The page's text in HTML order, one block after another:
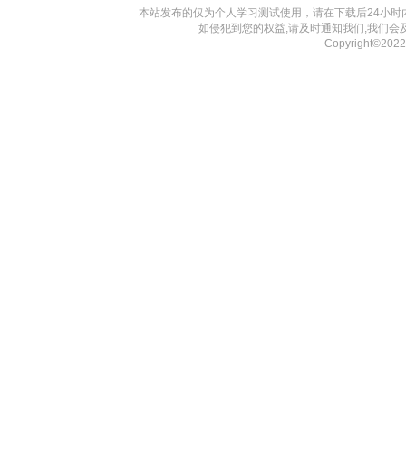
本站发布的仅为个人学习测试使用，请在下载后24小
如侵犯到您的权益,请及时通知我们,我们